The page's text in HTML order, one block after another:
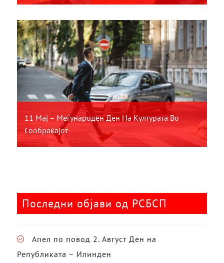
11 Мај – Меѓународен Ден На Културата Во
Сообраќајот
Последни објави од РСБСП
Апел по повод 2. Август Ден на
Републиката – Илинден